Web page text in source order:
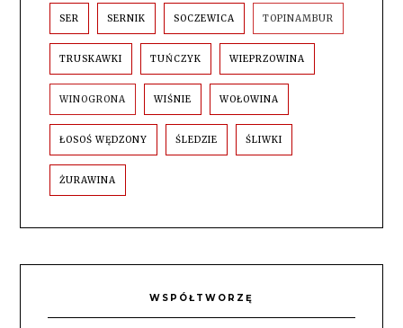
SER SERNIK SOCZEWICA TOPINAMBUR
TRUSKAWKI TUŃCZYK WIEPRZOWINA
WINOGRONA WIŚNIE WOŁOWINA
ŁOSOŚ WĘDZONY ŚLEDZIE ŚLIWKI
ŻURAWINA
WSPÓŁTWORZĘ